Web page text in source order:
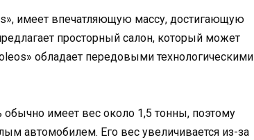
имеет впечатляющую массу, достигающую
просторный салон, который может
обладает передовыми технологическими
имеет вес около 1,5 тонны, поэтому
автомобилем. Его вес увеличивается из-за